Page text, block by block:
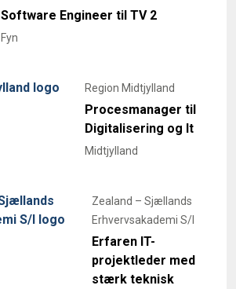
Software Engineer til TV 2
Fyn
Region Midtjylland
Procesmanager til
Digitalisering og It
Midtjylland
Zealand – Sjællands
Erhvervsakademi S/I
Erfaren IT-
projektleder med
stærk teknisk